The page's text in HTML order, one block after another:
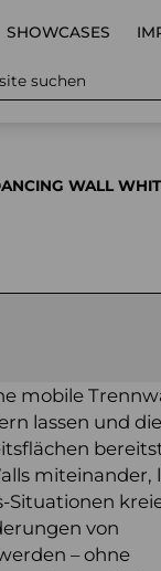
SHOWCASES
suchen
WALL
mobile
lassen und die
miteinander,
Situationen
von
– ohne